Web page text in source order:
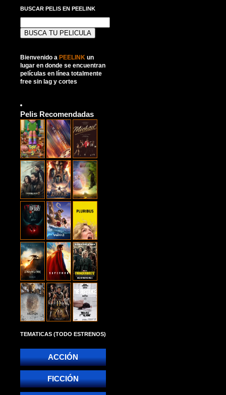
BUSCAR PELIS EN PEELINK
Bienvenido a PEELINK un
lugar en donde se encuentran
películas en línea totalmente
free sin lag y cortes
Pelis Recomendadas
TEMATICAS (TODO ESTRENOS)
ACCIÓN
FICCIÓN